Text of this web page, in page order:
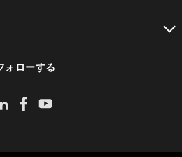
ォローする